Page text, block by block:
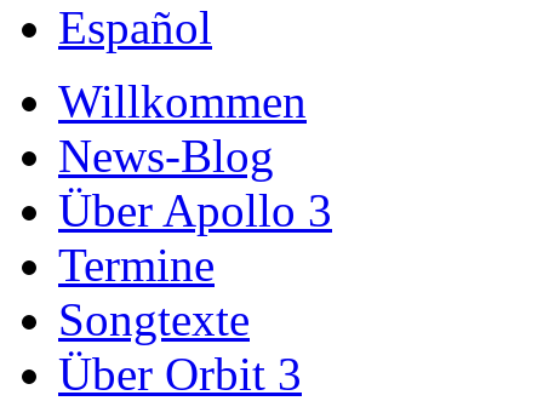
Español
Willkommen
News-Blog
Über Apollo 3
Termine
Songtexte
Über Orbit 3